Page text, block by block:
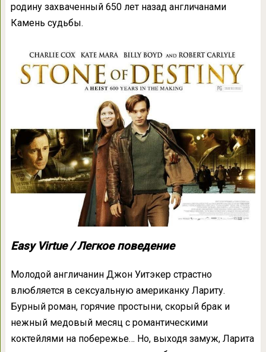
родину захваченный 650 лет назад англичанами
Камень судьбы.
Easy Virtue / Легкое поведение
Молодой англичанин Джон Уитэкер страстно
влюбляется в сексуальную американку Лариту.
Бурный роман, горячие простыни, скорый брак и
нежный медовый месяц с романтическими
коктейлями на побережье… Но, выходя замуж, Ларита